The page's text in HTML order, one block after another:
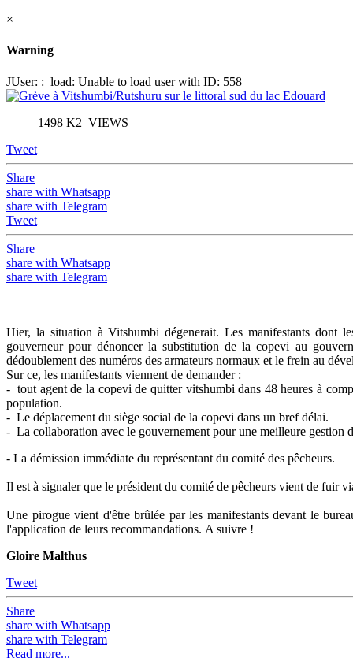
×
Warning
JUser: :_load: Unable to load user with ID: 558
1498 K2_VIEWS
Tweet
Share
share with Whatsapp
share with Telegram
Tweet
Share
share with Whatsapp
share with Telegram
Hier, la situation à Vitshumbi dégenerait. Les manifestants dont
gouverneur pour dénoncer la substitution de la copevi au
dédoublement des numéros des armateurs normaux et le frein au
Sur ce, les manifestants viennent de demander :
- tout agent de la copevi de quitter vitshumbi dans 48 heures à
population.
- Le déplacement du siège social de la copevi dans un bref délai.
- La collaboration avec le gouvernement pour une meilleure gestion
- La démission immédiate du représentant du comité des pêcheurs.
Il est à signaler que le président du comité de pêcheurs vient de fuir
Une pirogue vient d'être brûlée par les manifestants devant le
l'application de leurs recommandations. A suivre !
Gloire Malthus
Tweet
Share
share with Whatsapp
share with Telegram
Read more...